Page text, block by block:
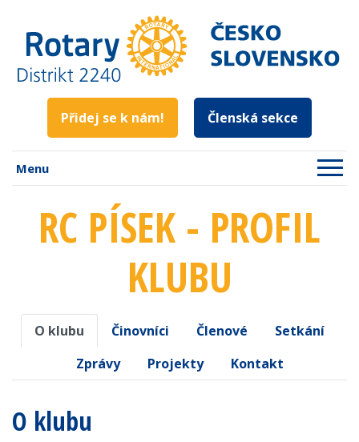
Přidej se k nám! Členská sekce
Menu
RC PÍSEK - PROFIL
KLUBU
O klubu Činovníci Členové
Setkání
Zprávy
Projekty Kontakt
O klubu